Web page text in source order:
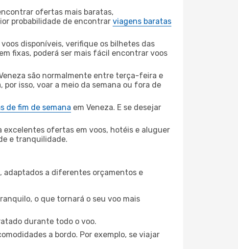
ofertas mais baratas,
probabilidade de encontrar viagens baratas
disponíveis, verifique os bilhetes das
fixas, poderá ser mais fácil encontrar voos
são normalmente entre terça-feira e
isso, voar a meio da semana ou fora de
de fim de semana em Veneza. E se desejar
excelentes ofertas em voos, hotéis e aluguer
e tranquilidade.
adaptados a diferentes orçamentos e
o que tornará o seu voo mais
durante todo o voo.
a bordo. Por exemplo, se viajar